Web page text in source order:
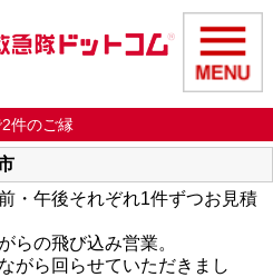
件のご縁
・午後それぞれ1件ずつお見積
らの飛び込み営業。
がら回らせていただきまし